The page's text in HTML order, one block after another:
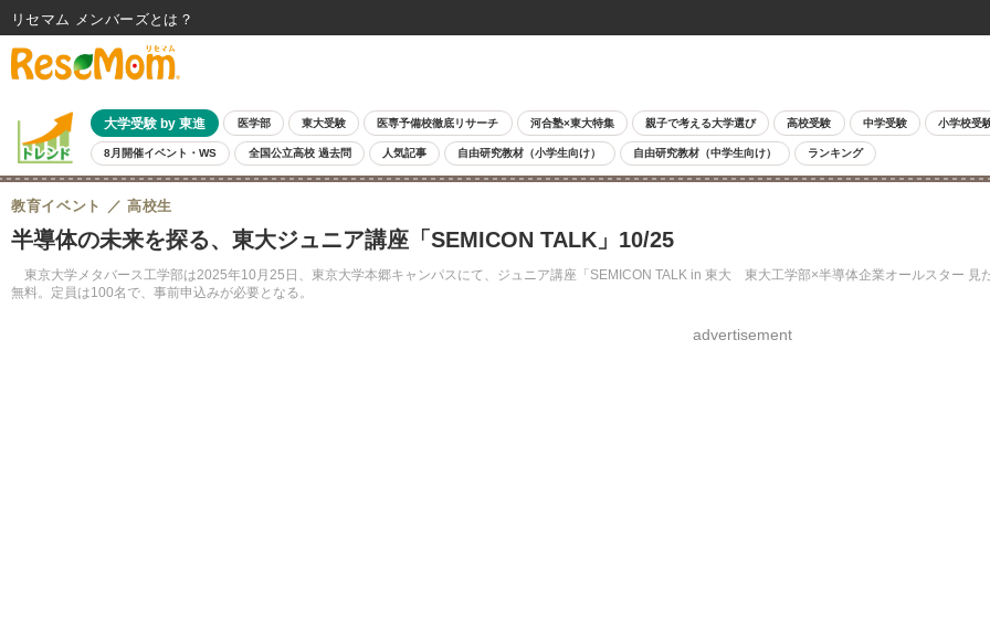
大学受験 by 東進 医学部 東大受験 医専予備校徹底リサーチ 河合塾×東大特集 親子で考える大学選び 高校受験 中学受験 小学校受
8月開催イベント・WS 全国公立高校 過去問 人気記事 自由研究教材（小学生向け） 自由研究教材（中学生向け） ランキング
半導体の未来を探る、東大ジュニア講座「SEMICON TALK」10/25
東京大学メタバース工学部は2025年10月25日、東京大学本郷キャンパスにて、ジュニア講座「SEMICON TALK in 東大 東大工学部×半導体企業オールスター 見
無料。定員は100名で、事前申込みが必要となる。
教育イベント 高校生
advertisement
リセマム メンバーズ